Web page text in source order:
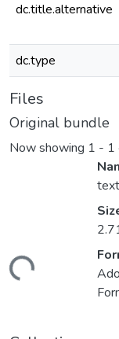
dc.title.alternative
dc.type
Files
Original bundle
Now showing 1 - 1
Loading...